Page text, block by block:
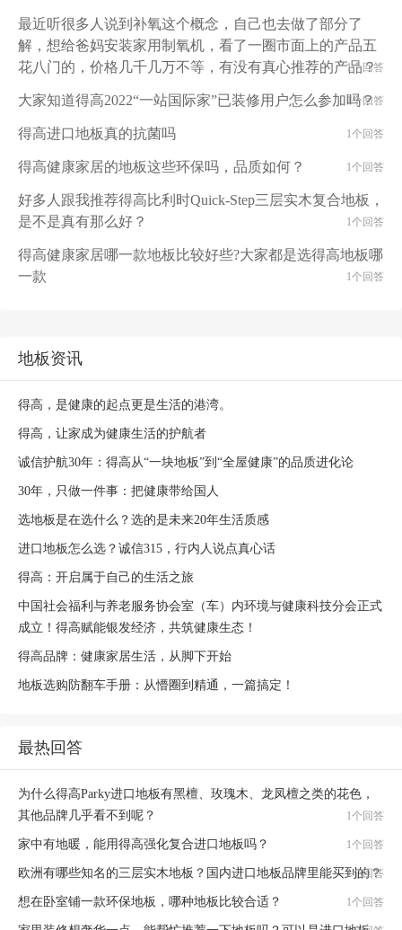
最近听很多人说到补氧这个概念，自己也去做了部分了
解，想给爸妈安装家用制氧机，看了一圈市面上的产品五
花八门的，价格几千几万不等，有没有真心推荐的产品？
1个回答
大家知道得高2022“一站国际家”已装修用户怎么参加吗？
1个回答
得高进口地板真的抗菌吗 1个回答
得高健康家居的地板这些环保吗，品质如何？ 1个回答
好多人跟我推荐得高比利时Quick-Step三层实木复合地板，
是不是真有那么好？
1个回答
得高健康家居哪一款地板比较好些?大家都是选得高地板哪
一款
1个回答
地板资讯
得高，是健康的起点更是生活的港湾。
得高，让家成为健康生活的护航者
诚信护航30年：得高从“一块地板”到“全屋健康”的品质进化论
30年，只做一件事：把健康带给国人
选地板是在选什么？选的是未来20年生活质感
进口地板怎么选？诚信315，行内人说点真心话
得高：开启属于自己的生活之旅
中国社会福利与养老服务协会室（车）内环境与健康科技分会正式
成立！得高赋能银发经济，共筑健康生态！
得高品牌：健康家居生活，从脚下开始
地板选购防翻车手册：从懵圈到精通，一篇搞定！
最热回答
为什么得高Parky进口地板有黑檀、玫瑰木、龙凤檀之类的花色，
其他品牌几乎看不到呢？
1个回答
家中有地暖，能用得高强化复合进口地板吗？ 1个回答
欧洲有哪些知名的三层实木地板？国内进口地板品牌里能买到的？
1个回答
想在卧室铺一款环保地板，哪种地板比较合适？ 1个回答